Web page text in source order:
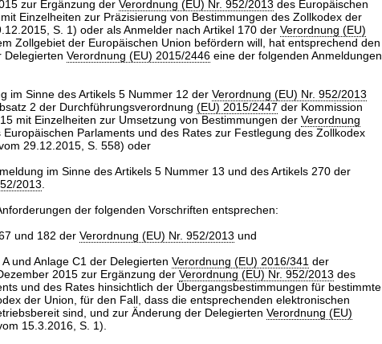
zur Ergänzung der Verordnung (EU) Nr. 952/2013 des Europäischen
Einzelheiten zur Präzisierung von Bestimmungen des Zollkodex der
S. 1) oder als Anmelder nach Artikel 170 der Verordnung (EU)
Zollgebiet der Europäischen Union befördern will, hat entsprechend den
Delegierten Verordnung (EU) 2015/2446eine der folgenden Anmeldungen
im Sinne des Artikels 5 Nummer 12 derVerordnung (EU) Nr. 952/2013
2 der Durchführungsverordnung(EU) 2015/2447 der Kommission
mit Einzelheiten zur Umsetzung von Bestimmungen derVerordnung
Europäischen Parlaments und des Rates zur Festlegung des Zollkodex
29.12.2015, S. 558) oder
im Sinne des Artikels 5 Nummer 13 und des Artikels 270 der
2013
der folgenden Vorschriften entsprechen:
und 182 derVerordnung (EU) Nr. 952/2013 und
A und Anlage C1 der DelegiertenVerordnung (EU) 2016/341 der
2015 zur Ergänzung derVerordnung (EU) Nr. 952/2013 des
und des Rates hinsichtlich der Übergangsbestimmungen für bestimmte
der Union, für den Fall, dass die entsprechenden elektronischen
sind, und zur Änderung der DelegiertenVerordnung (EU)
15.3.2016, S. 1).